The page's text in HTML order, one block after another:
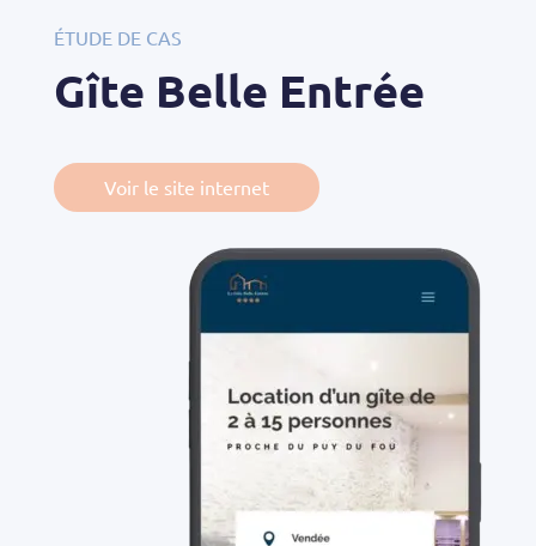
ÉTUDE DE CAS
Gîte Belle Entrée
Voir le site internet